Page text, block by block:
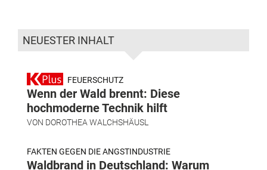
NEUESTER INHALT
FEUERSCHUTZ
Wenn der Wald brennt: Diese
hochmoderne Technik hilft
VON DOROTHEA WALCHSHÄUSL
FAKTEN GEGEN DIE ANGSTINDUSTRIE
Waldbrand in Deutschland: Warum